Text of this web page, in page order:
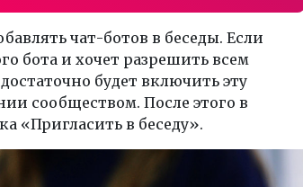
чат-ботов в беседы. Если
бота и хочет разрешить всем
будет включить эту
сообществом. После этого в
«Пригласить в беседу».